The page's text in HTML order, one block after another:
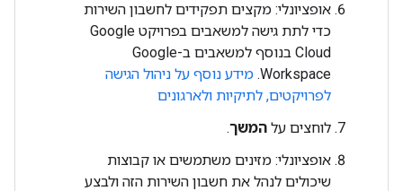
אופציונלי: מקצים תפקידים לחשבון השירות
כדי לתת גישה למשאבים בפרויקט Google
Cloud בנוסף למשאבים ב-Google
Workspace. מידע נוסף על ניהול הגישה
לפרויקטים, לתיקיות ולארגונים
לוחצים על המשך.
אופציונלי: מזינים משתמשים או קבוצות
שיכולים לנהל את חשבון השירות הזה ולבצע